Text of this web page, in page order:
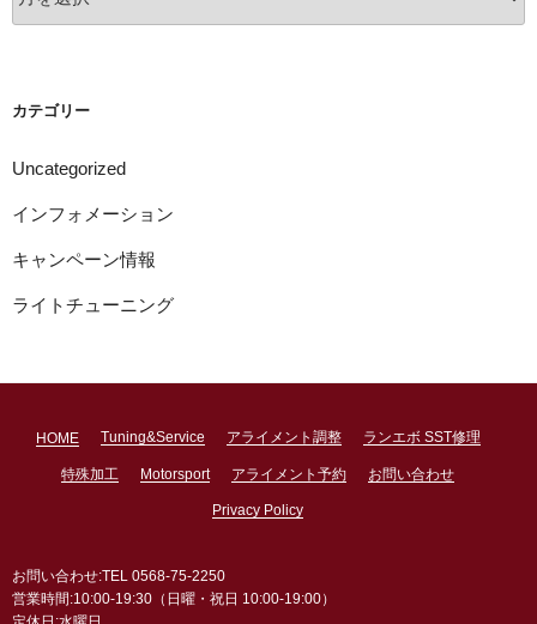
ー
カテゴリー
Uncategorized
インフォメーション
キャンペーン情報
ライトチューニング
HOME Tuning&Service アライメント調整 ランエボ SST修理
特殊加工 Motorsport アライメント予約 お問い合わせ
Privacy Policy
お問い合わせ:TEL 0568-75-2250
営業時間:10:00-19:30（日曜・祝日 10:00-19:00）